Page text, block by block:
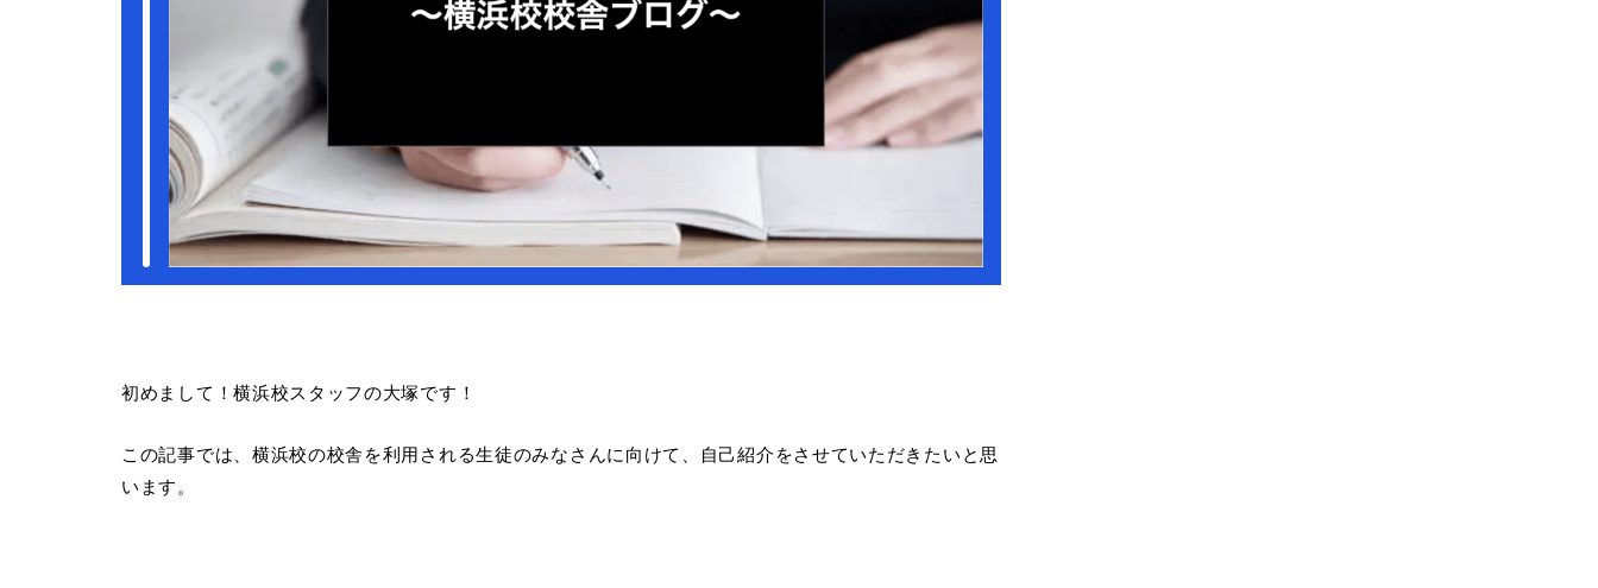
初めまして！横浜校スタッフの大塚です！
この記事では、横浜校の校舎を利用される生徒のみなさんに向けて、自己紹介をさせていただきたいと思
います。